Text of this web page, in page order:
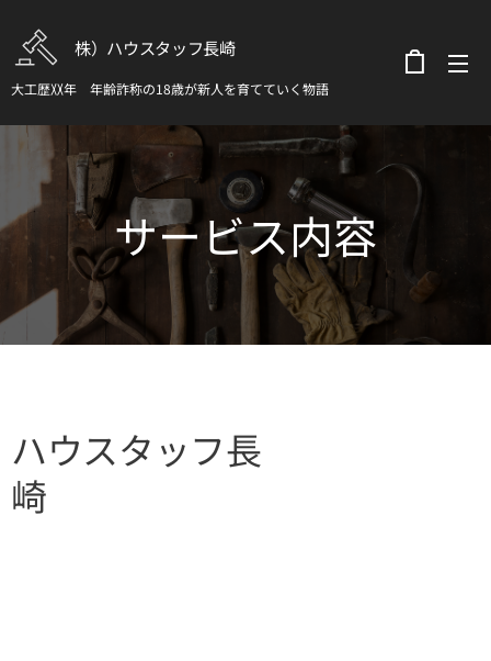
株）ハウスタッフ長崎
大工歴〷年 年齢詐称の18歳が新人を育てていく物語
サービス内容
ハウスタッフ長
崎